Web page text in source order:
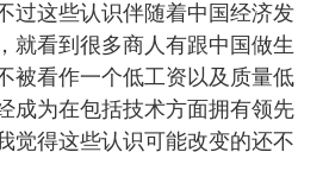
过这些认识伴随着中国经济发
就看到很多商人有跟中国做生
被看作一个低工资以及质量低
成为在包括技术方面拥有领先
觉得这些认识可能改变的还不